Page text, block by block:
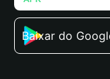
Baixar do